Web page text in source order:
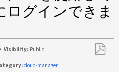
ログインできま
Visibility: Public
cloud-manager